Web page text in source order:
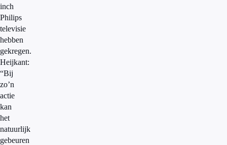
inch
Philips
televisie
hebben
gekregen.
Heijkant:
“Bij
zo’n
actie
kan
het
natuurlijk
gebeuren